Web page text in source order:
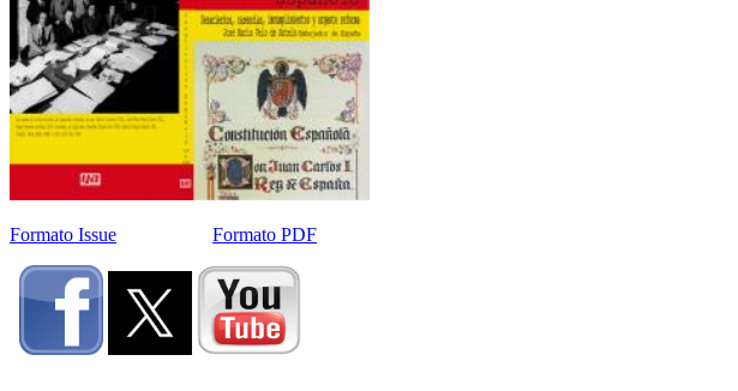
Formato Issue Formato PDF